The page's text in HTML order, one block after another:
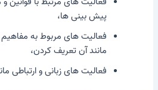
پیش بینی ها،
فعالیت های مربوط به
مانند آنتعريف كردن،
فعالیت های زبانی و ارتباطی